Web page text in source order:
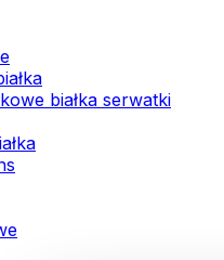
białka serwatki